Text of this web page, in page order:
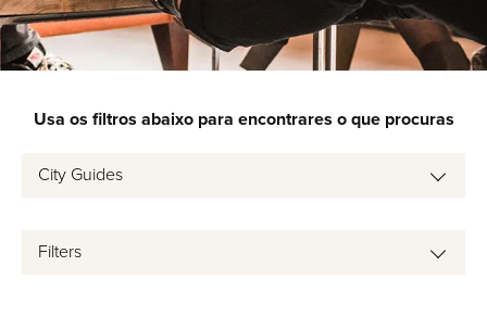
Usa os filtros abaixo para encontrares o que procuras